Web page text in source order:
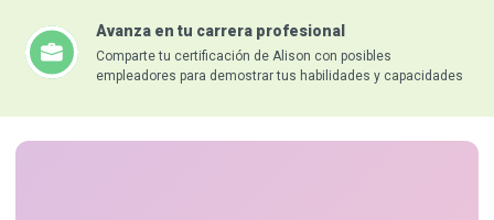
Avanza en tu carrera profesional
Comparte tu certificación de Alison con posibles
empleadores para demostrar tus habilidades y capacidades